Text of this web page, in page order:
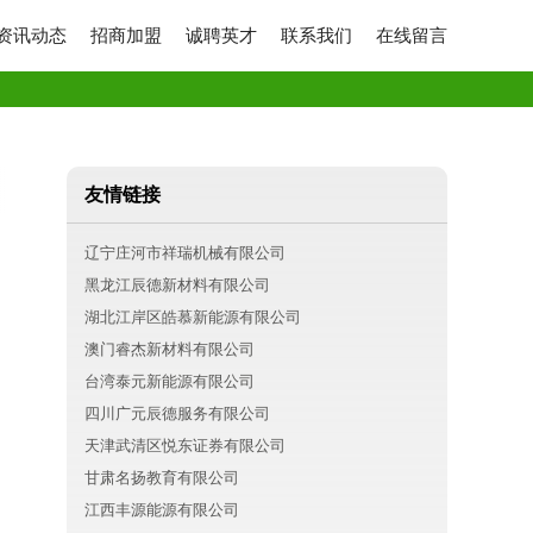
讯动态 招商加盟 诚聘英才 联系我们 在线留言
友情链接
辽宁庄河市祥瑞机械有限公司
黑龙江辰德新材料有限公司
湖北江岸区皓慕新能源有限公司
澳门睿杰新材料有限公司
台湾泰元新能源有限公司
四川广元辰德服务有限公司
天津武清区悦东证券有限公司
甘肃名扬教育有限公司
江西丰源能源有限公司